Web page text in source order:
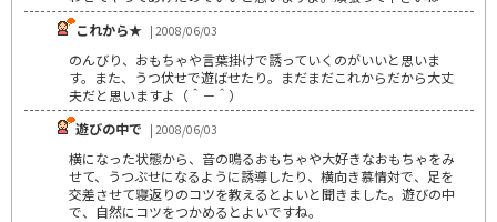
これから★ | 2008/06/03
のんびり、おもちゃや言葉掛けで誘っていくのがいいと思いま
す。また、うつ伏せで遊ばせたり。まだまだこれからだから大丈
夫だと思いますよ（＾－＾）
遊びの中で | 2008/06/03
横になった状態から、音の鳴るおもちゃや大好きなおもちゃをみ
せて、うつぶせになるように誘導したり、横向き慕情対で、足を
交差させて寝返りのコツを教えるとよいと聞きました。遊びの中
で、自然にコツをつかめるとよいですね。